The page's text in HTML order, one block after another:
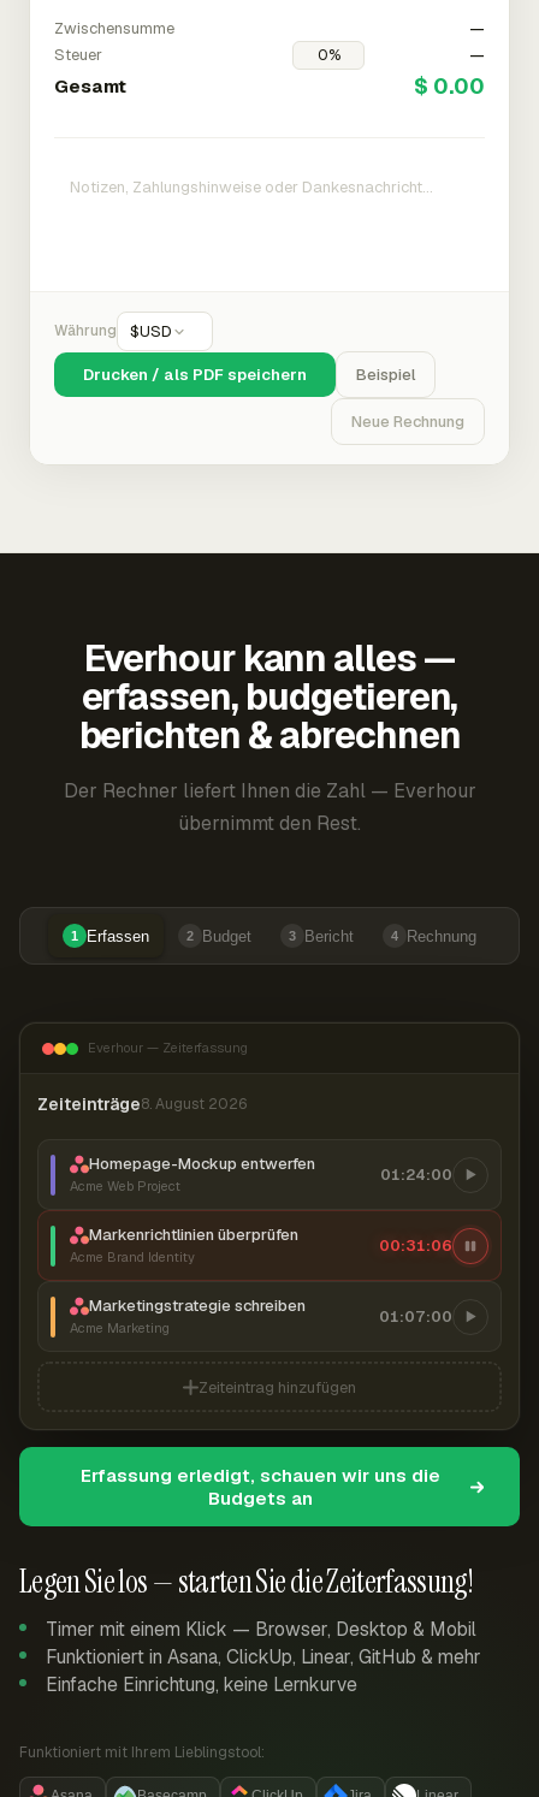
Zwischensumme
—
Steuer
—
Gesamt $ 0.00
Währung $USD
Drucken / als PDF speichern Beispiel
Neue Rechnung
Everhour kann alles —
erfassen, budgetieren,
berichten & abrechnen
Der Rechner liefert Ihnen die Zahl — Everhour
übernimmt den Rest.
1 Erfassen 2 Budget 3 Bericht 4 Rechnung
Legen Sie los — starten Sie die Zeiterfassung!
Timer mit einem Klick — Browser, Desktop & Mobil
Funktioniert in Asana, ClickUp, Linear, GitHub & mehr
Einfache Einrichtung, keine Lernkurve
Funktioniert mit Ihrem Lieblingstool:
Everhour — Zeiterfassung
Zeiteinträge8. August 2026
Homepage-Mockup entwerfen
Acme Web Project
01:24:00
Markenrichtlinien überprüfen
Acme Brand Identity
00:31:07
Marketingstrategie schreiben
Acme Marketing
01:07:00
Zeiteintrag hinzufügen
Erfassung erledigt, schauen wir uns die
Budgets an